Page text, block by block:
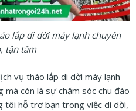
lắp di dời máy lạnh chuyên
tận tâm
vụ tháo lắp di dời máy lạnh
mà còn là sự chăm sóc chu đáo
tôi hỗ trợ bạn trong việc di dời,